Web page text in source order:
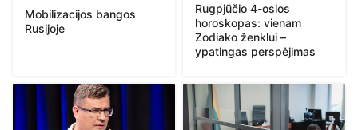
Mobilizacijos bangos
Rusijoje
Rugpjūčio 4-osios
horoskopas: vienam
Zodiako ženklui –
ypatingas perspėjimas